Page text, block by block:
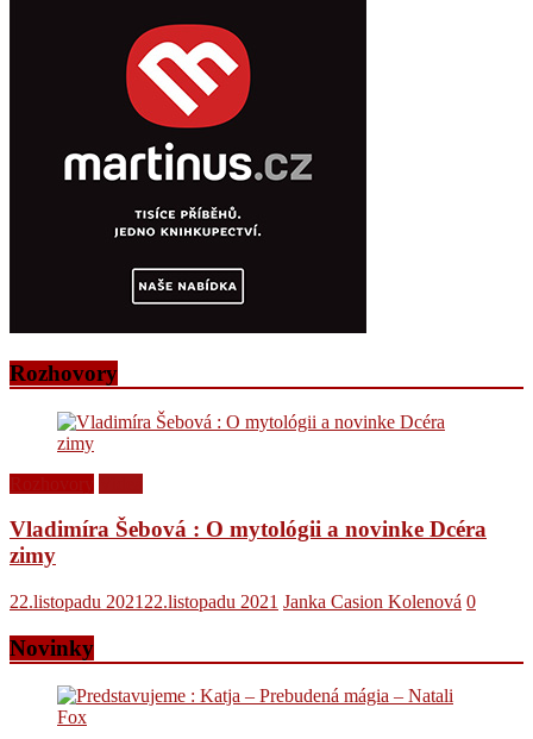
Rozhovory
Vladimíra Šebová : O mytológii a novinke Dcéra
zimy
22.listopadu 2021 22.listopadu 2021 Janka Casion Kolenová 0
Novinky